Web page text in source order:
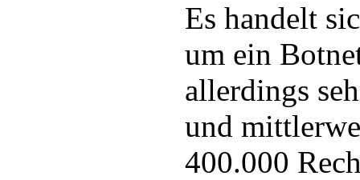
Es handelt
um ein
allerdings
und
400.000